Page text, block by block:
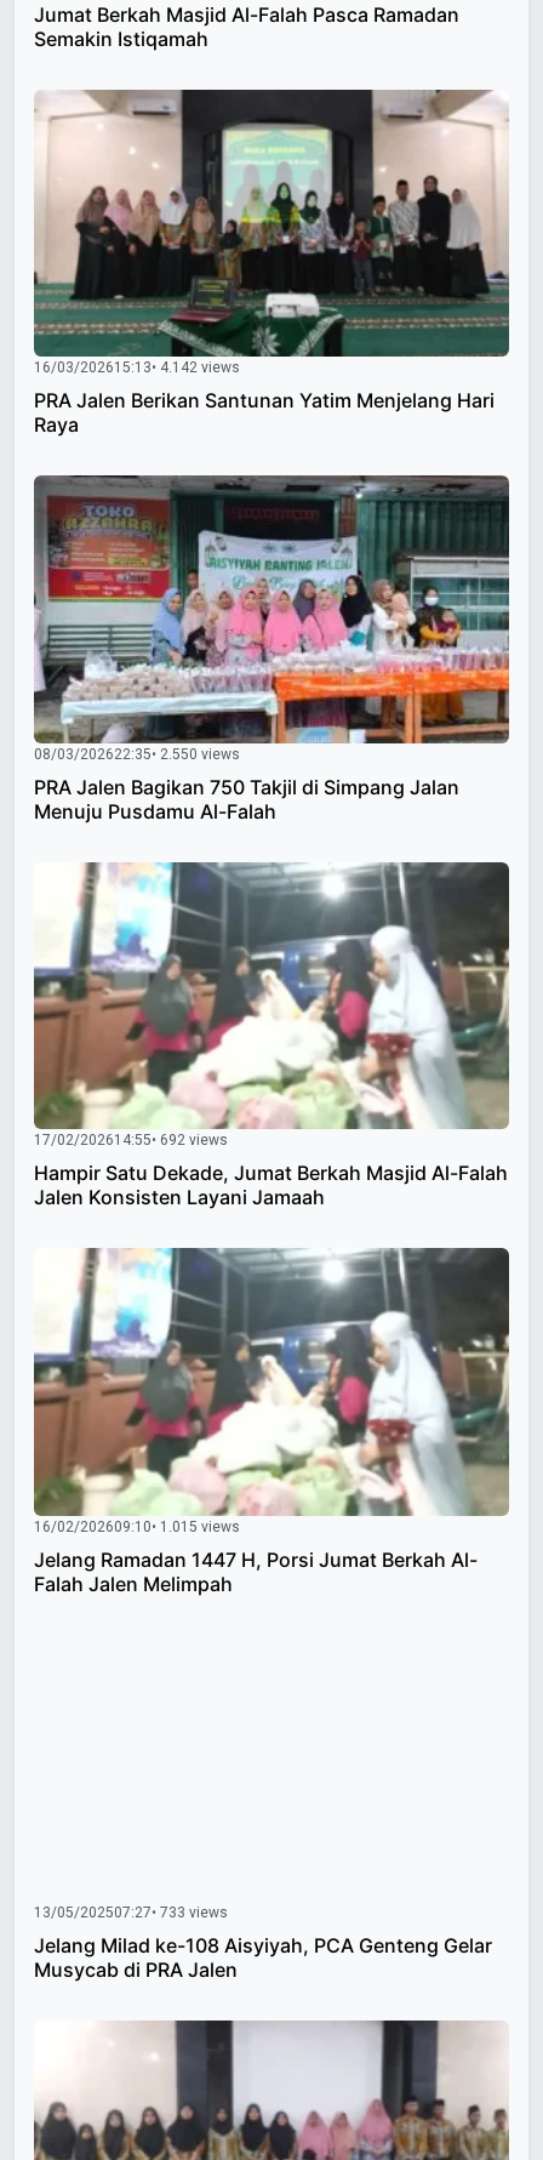
Jumat Berkah Masjid Al-Falah Pasca Ramadan
Semakin Istiqamah
16/03/202615:13• 4.142 views
PRA Jalen Berikan Santunan Yatim Menjelang Hari
Raya
08/03/202622:35• 2.550 views
PRA Jalen Bagikan 750 Takjil di Simpang Jalan
Menuju Pusdamu Al-Falah
17/02/202614:55• 692 views
Hampir Satu Dekade, Jumat Berkah Masjid Al-Falah
Jalen Konsisten Layani Jamaah
16/02/202609:10• 1.015 views
Jelang Ramadan 1447 H, Porsi Jumat Berkah Al-
Falah Jalen Melimpah
13/05/202507:27• 733 views
Jelang Milad ke-108 Aisyiyah, PCA Genteng Gelar
Musycab di PRA Jalen